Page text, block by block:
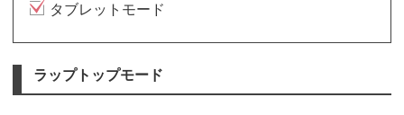
タブレットモード
ラップトップモード